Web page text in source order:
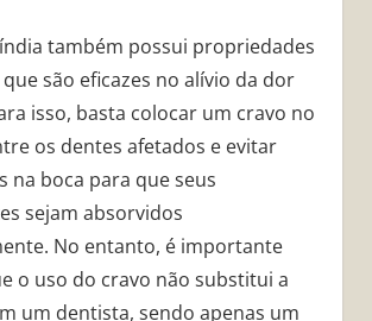
também possui propriedades
são eficazes no alívio da dor
isso, basta colocar um cravo no
os dentes afetados e evitar
na boca para que seus
sejam absorvidos
No entanto, é importante
o uso do cravo não substitui a
um dentista, sendo apenas um